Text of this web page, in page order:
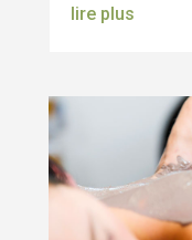
lire plus